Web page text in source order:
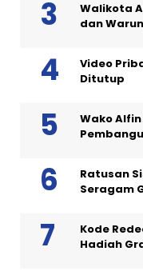
Walikota
dan
Video
Ditutup
Wako
Ratusan
Seragam
Kode
Hadiah